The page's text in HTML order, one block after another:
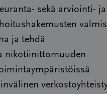
sekä arviointi- ja
ja tehdä
nikotiinittomuuden